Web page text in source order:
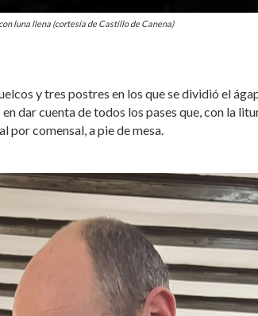
luna llena (cortesía de Castillo de Canena)
y tres postres en los que se dividió el
dar cuenta de todos los pases que, con la
por comensal, a pie de mesa.